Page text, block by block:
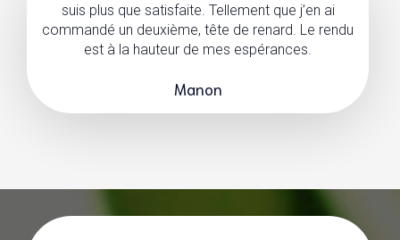
suis plus que satisfaite. Tellement que j’en ai
commandé un deuxième, tête de renard. Le rendu
est à la hauteur de mes espérances.
Manon